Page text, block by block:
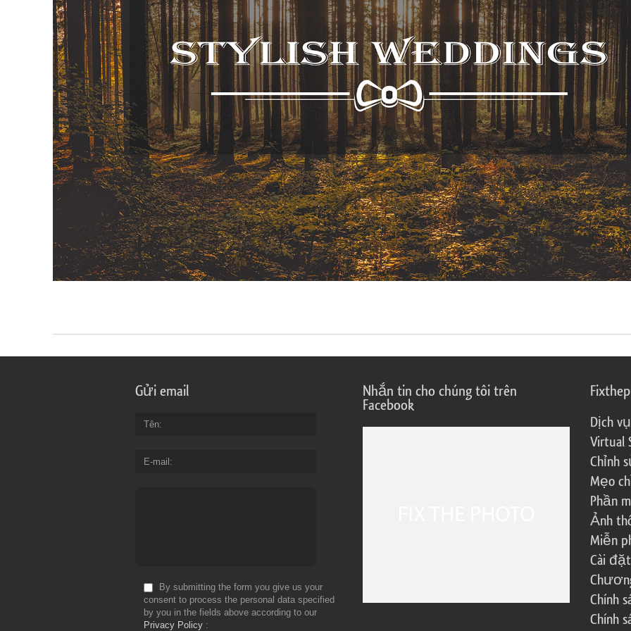
Dịch vụ chỉnh sửa sản phẩm Dịch vụ sửa lại đồ trang sức Dữ liệu Đào tạo
Gửi email
Tên
E-mail
By submitting the form you give us your
consent to process the personal data specified
by you in the fields above according to our
Privacy Policy
Nhắn tin cho chúng tôi trên
Facebook
Dịch
Virtual
Chỉnh
Mẹo
Phần
Ảnh
Miễn
Cài
Chính
Chính